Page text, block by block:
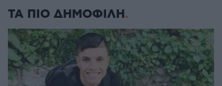
ΤΑ ΠΙΟ ΔΗΜΟΦΙΛΗ